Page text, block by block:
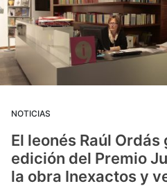
NOTICIAS
El leonés Raúl
edición del Premio
la obra Inexactos y